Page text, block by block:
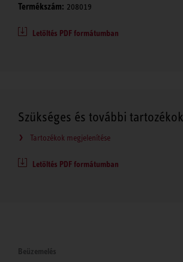
Termékszám: 208019
Letöltés PDF formátumban
Szükséges és további tartozékok
Tartozékok megjelenítése
Letöltés PDF formátumban
Beüzemelés